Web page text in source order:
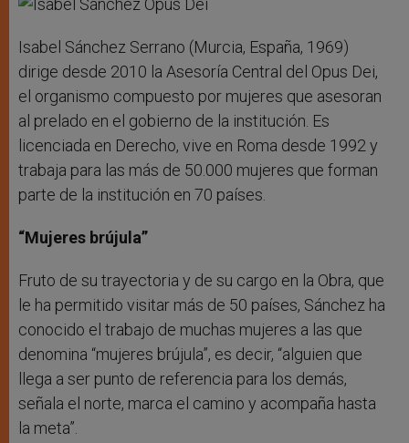
Isabel Sánchez Serrano (Murcia, España, 1969)
dirige desde 2010 la Asesoría Central del Opus Dei,
el organismo compuesto por mujeres que asesoran
al prelado en el gobierno de la institución. Es
licenciada en Derecho, vive en Roma desde 1992 y
trabaja para las más de 50.000 mujeres que forman
parte de la institución en 70 países.
“Mujeres brújula”
Fruto de su trayectoria y de su cargo en la Obra, que
le ha permitido visitar más de 50 países, Sánchez ha
conocido el trabajo de muchas mujeres a las que
denomina “mujeres brújula”, es decir, “alguien que
llega a ser punto de referencia para los demás,
señala el norte, marca el camino y acompaña hasta
la meta”.